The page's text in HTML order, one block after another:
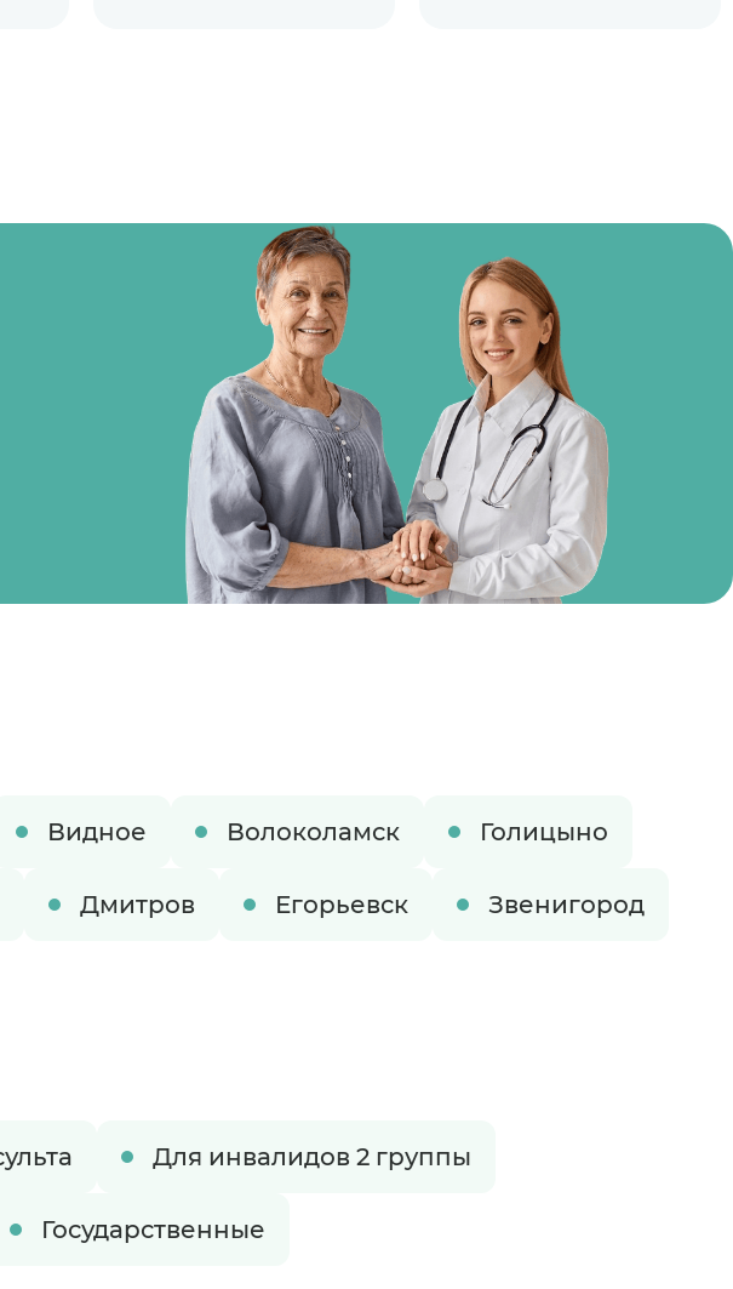
Видное Волоколамск Голицыно
Дмитров Егорьевск Звенигород
Для инвалидов 2 группы
Государственные